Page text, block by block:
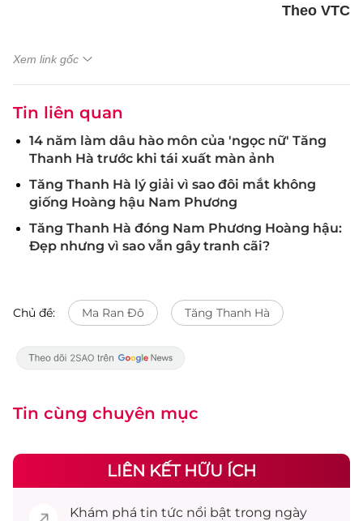
Theo VTC
Xem link gốc
Tin liên quan
14 năm làm dâu hào môn của 'ngọc nữ' Tăng
Thanh Hà trước khi tái xuất màn ảnh
Tăng Thanh Hà lý giải vì sao đôi mắt không
giống Hoàng hậu Nam Phương
Tăng Thanh Hà đóng Nam Phương Hoàng hậu:
Đẹp nhưng vì sao vẫn gây tranh cãi?
Chủ đề: Ma Ran Đô Tăng Thanh Hà
Tin cùng chuyên mục
LIÊN KẾT HỮU ÍCH
Khám phá tin tức nổi bật trong ngày